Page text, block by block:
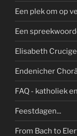
Een plek om op
Een
Elisabeth
Endenicher
FAQ - katholiek
Feestdagen...
From Bach to